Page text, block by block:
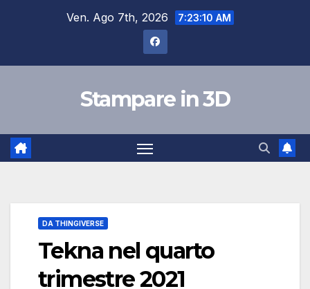
Ven. Ago 7th, 2026 7:23:11 AM
Stampare in 3D
DA THINGIVERSE
Tekna nel quarto
trimestre 2021